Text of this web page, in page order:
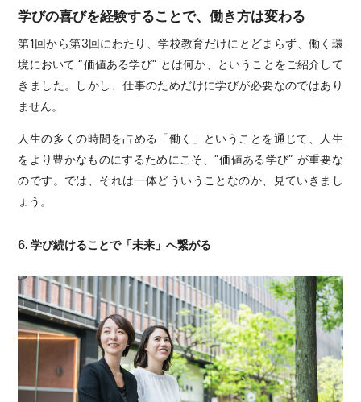
学びの喜びを経験することで、働き方は変わる
第1回から第3回にわたり、学校教育だけにとどまらず、働く環
境において “価値ある学び” とは何か、ということをご紹介して
きました。しかし、仕事のためだけに学びが必要なのではあり
ません。
人生の多くの時間を占める「働く」ということを通じて、人生
をより豊かなものにするためにこそ、”価値ある学び” が重要な
のです。では、それは一体どういうことなのか、見ていきまし
ょう。
6. 学び続けることで「未来」へ繋がる